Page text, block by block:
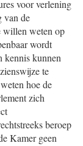
voor verlening
van de
willen weten op
wordt
kennis kunnen
te
hoe de
zich
beroep
Kamer geen